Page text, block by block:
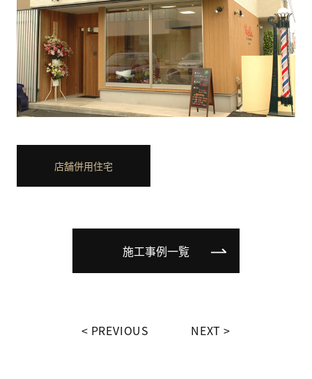
店舗併用住宅
施工事例一覧
PREVIOUS NEXT